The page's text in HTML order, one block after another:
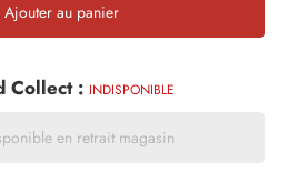
Ajouter au panier
Collect : INDISPONIBLE
en retrait magasin